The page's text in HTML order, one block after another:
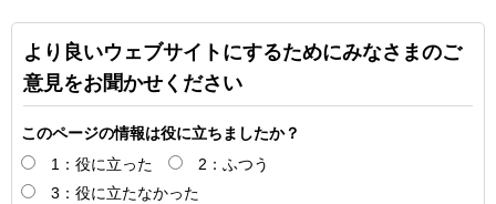
より良いウェブサイトにするためにみなさまのご
意見をお聞かせください
このページの情報は役に立ちましたか？
1：役に立った
2：ふつう
3：役に立たなかった